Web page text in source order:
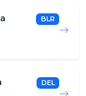
BLR
DEL